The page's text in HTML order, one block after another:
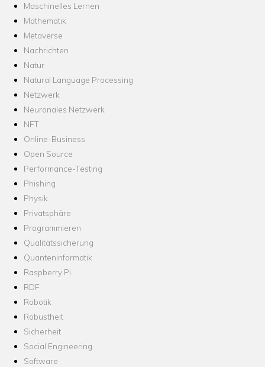
Maschinelles Lernen
Mathematik
Metaverse
Nachrichten
Natur
Natural Language Processing
Netzwerk
Neuronales Netzwerk
NFT
Online-Business
Open Source
Performance-Testing
Phishing
Physik
Privatsphäre
Programmieren
Qualitätssicherung
Quanteninformatik
Raspberry Pi
RDF
Robotik
Robustheit
Sicherheit
Social Engineering
Software